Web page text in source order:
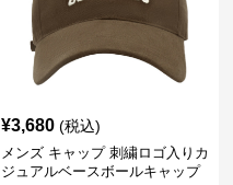
¥3,680 (税込)
メンズ キャップ 刺繍ロゴ入りカ
ジュアルベースボールキャップ